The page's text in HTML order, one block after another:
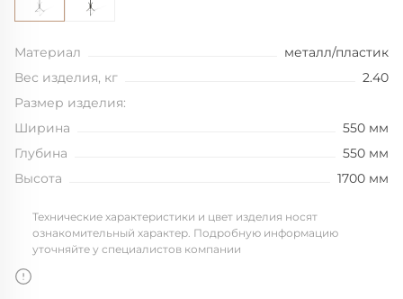
Материал
металл/пластик
Вес изделия, кг
2.40
Размер изделия:
Ширина
550 мм
Глубина
550 мм
Высота
1700 мм
Технические характеристики и цвет изделия носят
ознакомительный характер. Подробную информацию
уточняйте у специалистов компании